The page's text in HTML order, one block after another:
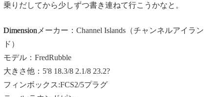
乗りだしてから少しずつ書き連ねて行こうかなと。
Dimension メーカー：Channel Islands（チャンネルアイラン
ド）
モデル：FredRubble
大きさ他：5'8 18.3/8 2.1/8 23.2?
フィンボックス:FCS2/5プラグ